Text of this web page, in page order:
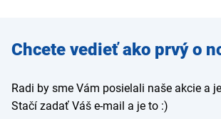
Zadajte
e-mail
Chcete vedieť ako prvý o
Radi by sme Vám posielali naše akcie a
Stačí zadať Váš e-mail a je to :)